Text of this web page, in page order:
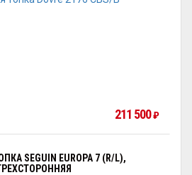
211 500₽
SEGUIN EUROPA 7 (R/L),